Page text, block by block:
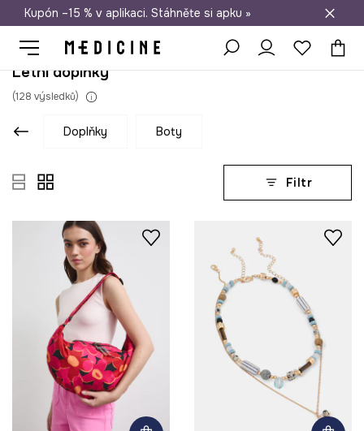
Doprava zdarma při nákupu nad 1 200 Kč
Kupón –15 % v aplikaci. Stáhněte si apku »
Letní doplňky
(128 výsledků)
doplňky boty
Filtr